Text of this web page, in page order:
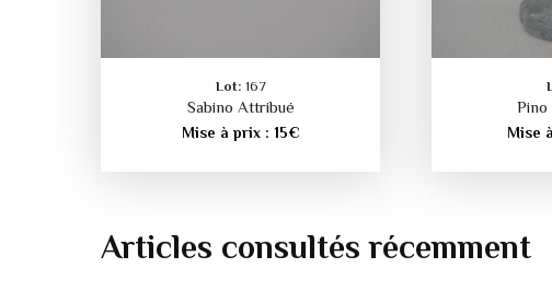
Lot: 167
Sabino Attribué
Mise à prix :15€ Mise
Articles consultés récemment